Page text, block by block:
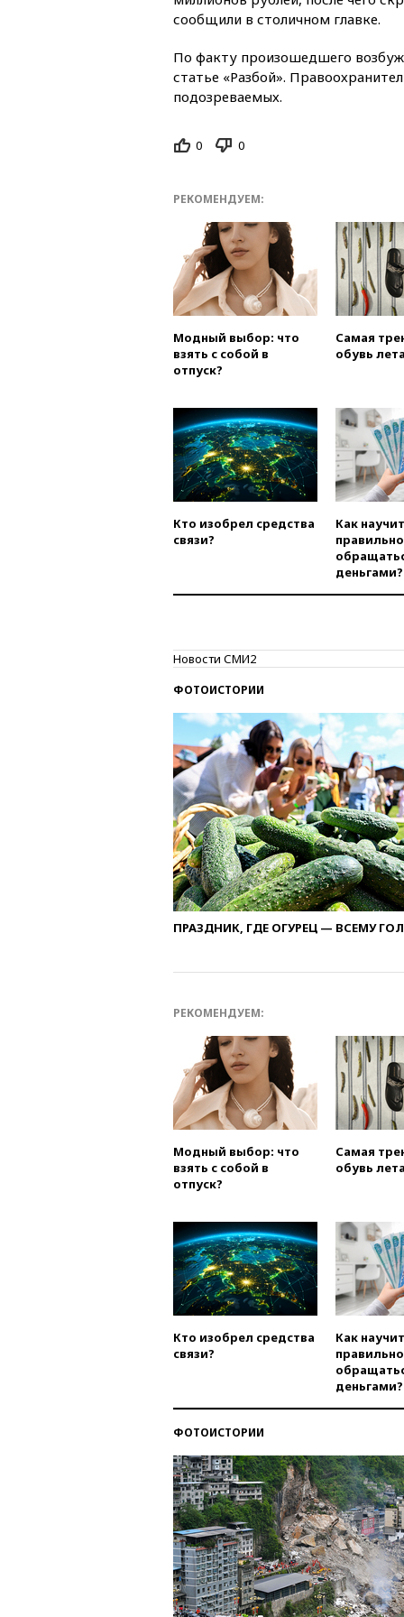
сообщили в столичном главке.
По факту произошедшего
статье «Разбой».
подозреваемых.
0 0
РЕКОМЕНДУЕМ:
Модный выбор: что
взять с собой в
отпуск?
Самая
обувь
Кто изобрел средства
связи?
Как
правильно
деньгами?
Новости СМИ2
ФОТОИСТОРИИ
ПРАЗДНИК, ГДЕ ОГУРЕЦ — ВСЕМУ
РЕКОМЕНДУЕМ:
Модный выбор: что
взять с собой в
отпуск?
Самая
обувь
Кто изобрел средства
связи?
Как
правильно
деньгами?
ФОТОИСТОРИИ